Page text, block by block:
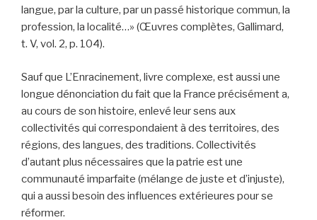
langue, par la culture, par un passé historique commun, la
profession, la localité…» (Œuvres complètes, Gallimard,
t. V, vol. 2, p. 104).
Sauf que L’Enracinement, livre complexe, est aussi une
longue dénonciation du fait que la France précisément a,
au cours de son histoire, enlevé leur sens aux
collectivités qui correspondaient à des territoires, des
régions, des langues, des traditions. Collectivités
d’autant plus nécessaires que la patrie est une
communauté imparfaite (mélange de juste et d’injuste),
qui a aussi besoin des influences extérieures pour se
réformer.